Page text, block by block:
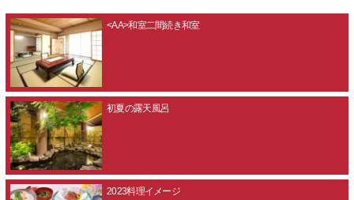
<AA>和室二間続き和室
初夏の露天風呂
2023料理イメージ